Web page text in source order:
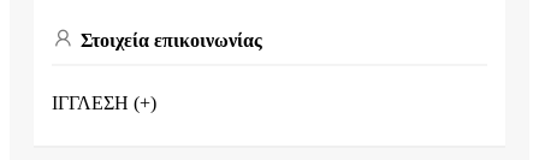
Στοιχεία επικοινωνίας
ΙΓΓΛΕΣΗ (+)